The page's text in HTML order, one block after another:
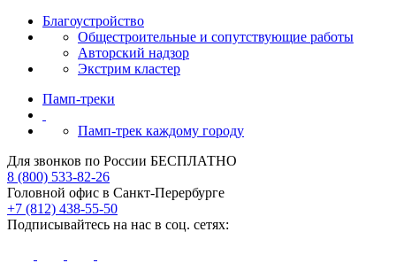
Благоустройство
Общестроительные и сопутствующие работы
Авторский надзор
Экстрим кластер
Памп‑треки
Памп-трек каждому городу
Для звонков по России БЕСПЛАТНО
8 (800) 533-82-26
Головной офис в Санкт-Перербурге
+7 (812) 438-55-50
Подписывайтесь на нас в соц. сетях: